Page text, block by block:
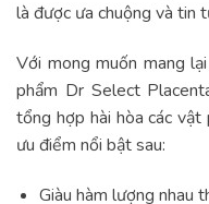
là được ưa chuộng và tin
Với mong muốn mang
phẩm Dr Select
tổng hợp hài hòa các vật
ưu điểm nổi bật sau:
Giàu hàm lượng nhau